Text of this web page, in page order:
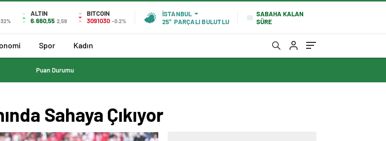
ALTIN
6.660,55 2,59
BITCOIN
3091030 -0.2%
İSTANBUL
25° PARÇALI BULUTLU
SABAHA KALAN
SÜRE
Spor Kadın
Puan Durumu
Sahaya Çıkıyor